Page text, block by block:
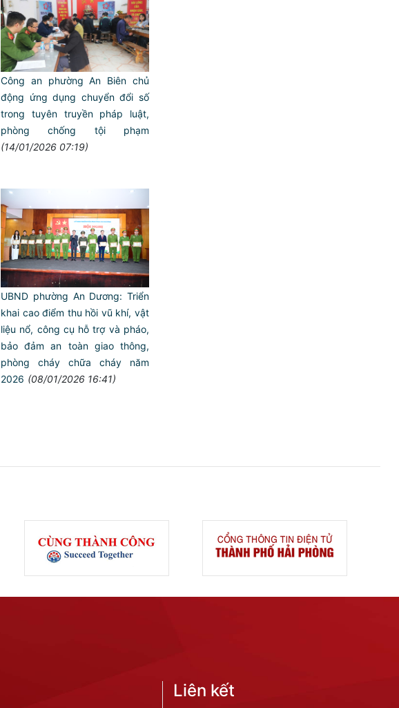
Công an phường An Biên chủ
động ứng dụng chuyển đổi số
trong tuyên truyền pháp luật,
phòng chống tội phạm
(14/01/2026 07:19)
UBND phường An Dương: Triển
khai cao điểm thu hồi vũ khí, vật
liệu nổ, công cụ hỗ trợ và pháo,
bảo đảm an toàn giao thông,
phòng cháy chữa cháy năm
2026 (08/01/2026 16:41)
Liên kết